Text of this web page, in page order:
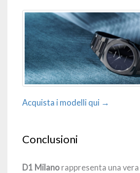
Acquista i modelli qui →
Conclusioni
D1 Milano rappresenta una